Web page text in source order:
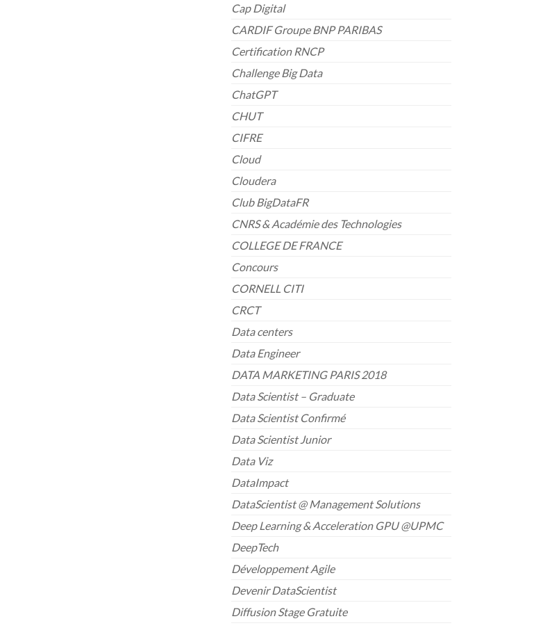
Cap Digital
CARDIF Groupe BNP PARIBAS
Certification RNCP
Challenge Big Data
ChatGPT
CHUT
CIFRE
Cloud
Cloudera
Club BigDataFR
CNRS & Académie des Technologies
COLLEGE DE FRANCE
Concours
CORNELL CITI
CRCT
Data centers
Data Engineer
DATA MARKETING PARIS 2018
Data Scientist – Graduate
Data Scientist Confirmé
Data Scientist Junior
Data Viz
DataImpact
DataScientist @ Management Solutions
Deep Learning & Acceleration GPU @UPMC
DeepTech
Développement Agile
Devenir DataScientist
Diffusion Stage Gratuite